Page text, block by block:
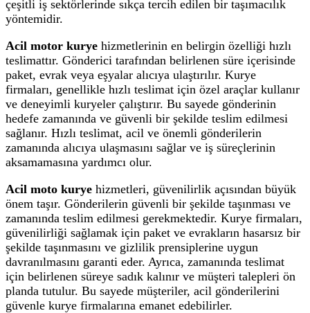
çeşitli iş sektörlerinde sıkça tercih edilen bir taşımacılık
yöntemidir.
Acil motor kurye hizmetlerinin en belirgin özelliği hızlı
teslimattır. Gönderici tarafından belirlenen süre içerisinde
paket, evrak veya eşyalar alıcıya ulaştırılır. Kurye
firmaları, genellikle hızlı teslimat için özel araçlar kullanır
ve deneyimli kuryeler çalıştırır. Bu sayede gönderinin
hedefe zamanında ve güvenli bir şekilde teslim edilmesi
sağlanır. Hızlı teslimat, acil ve önemli gönderilerin
zamanında alıcıya ulaşmasını sağlar ve iş süreçlerinin
aksamamasına yardımcı olur.
Acil moto kurye hizmetleri, güvenilirlik açısından büyük
önem taşır. Gönderilerin güvenli bir şekilde taşınması ve
zamanında teslim edilmesi gerekmektedir. Kurye firmaları,
güvenilirliği sağlamak için paket ve evrakların hasarsız bir
şekilde taşınmasını ve gizlilik prensiplerine uygun
davranılmasını garanti eder. Ayrıca, zamanında teslimat
için belirlenen süreye sadık kalınır ve müşteri talepleri ön
planda tutulur. Bu sayede müşteriler, acil gönderilerini
güvenle kurye firmalarına emanet edebilirler.